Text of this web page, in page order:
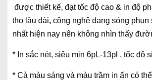
được thiết kế, đạt tốc độ cao & in độ
thọ lâu dài, công nghệ dạng sóng
nhất hiện nay nên không nhìn thấy
* In sắc nét, siêu mịn 6pL-13pl , tốc độ
* Cả màu sáng và màu trầm in ấn có